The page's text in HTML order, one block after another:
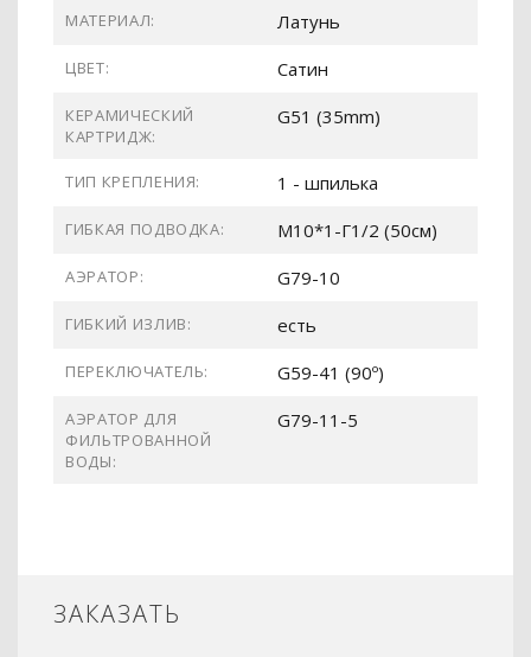
МАТЕРИАЛ: Латунь
ЦВЕТ: Сатин
КЕРАМИЧЕСКИЙ
КАРТРИДЖ:
G51 (35mm)
ТИП КРЕПЛЕНИЯ: 1 - шпилька
ГИБКАЯ ПОДВОДКА: М10*1-Г1/2 (50см)
АЭРАТОР: G79-10
ГИБКИЙ ИЗЛИВ: есть
ПЕРЕКЛЮЧАТЕЛЬ: G59-41 (90º)
АЭРАТОР ДЛЯ
ФИЛЬТРОВАННОЙ
ВОДЫ:
G79-11-5
ЗАКАЗАТЬ